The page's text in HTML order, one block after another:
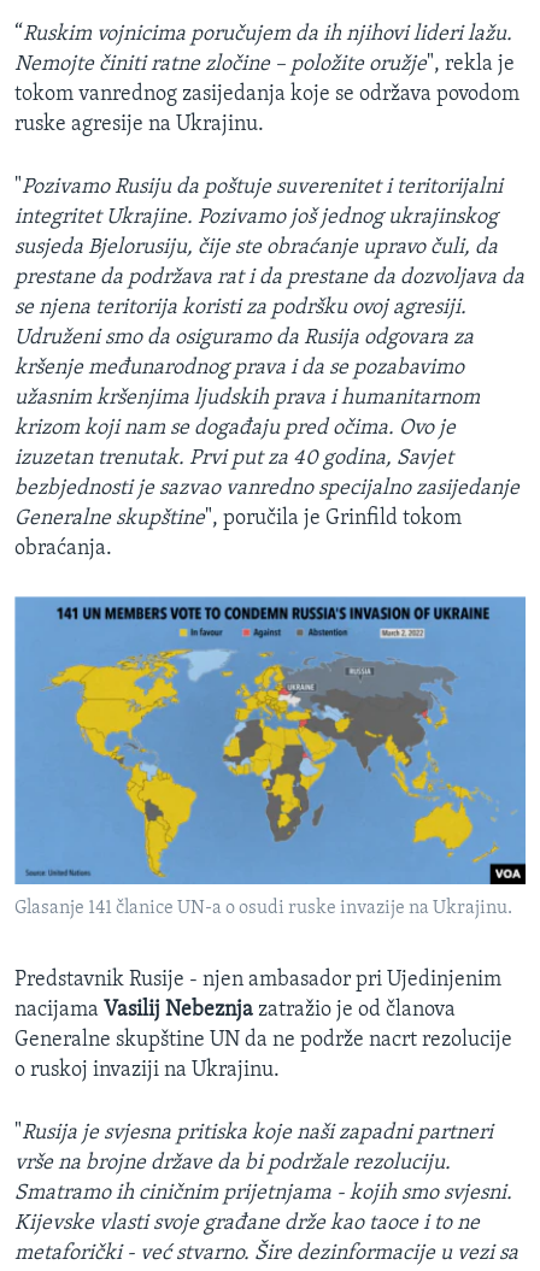
“Ruskim vojnicima poručujem da ih njihovi lideri lažu.
Nemojte činiti ratne zločine – položite oružje", rekla je
tokom vanrednog zasijedanja koje se održava povodom
ruske agresije na Ukrajinu.
"Pozivamo Rusiju da poštuje suverenitet i teritorijalni
integritet Ukrajine. Pozivamo još jednog ukrajinskog
susjeda Bjelorusiju, čije ste obraćanje upravo čuli, da
prestane da podržava rat i da prestane da dozvoljava da
se njena teritorija koristi za podršku ovoj agresiji.
Udruženi smo da osiguramo da Rusija odgovara za
kršenje međunarodnog prava i da se pozabavimo
užasnim kršenjima ljudskih prava i humanitarnom
krizom koji nam se događaju pred očima. Ovo je
izuzetan trenutak. Prvi put za 40 godina, Savjet
bezbjednosti je sazvao vanredno specijalno zasijedanje
Generalne skupštine", poručila je Grinfild tokom
obraćanja.
Glasanje 141 članice UN-a o osudi ruske invazije na Ukrajinu.
Predstavnik Rusije - njen ambasador pri Ujedinjenim
nacijama Vasilij Nebeznja zatražio je od članova
Generalne skupštine UN da ne podrže nacrt rezolucije
o ruskoj invaziji na Ukrajinu.
"Rusija je svjesna pritiska koje naši zapadni partneri
vrše na brojne države da bi podržale rezoluciju.
Smatramo ih ciničnim prijetnjama - kojih smo svjesni.
Kijevske vlasti svoje građane drže kao taoce i to ne
metaforički - već stvarno. Šire dezinformacije u vezi sa